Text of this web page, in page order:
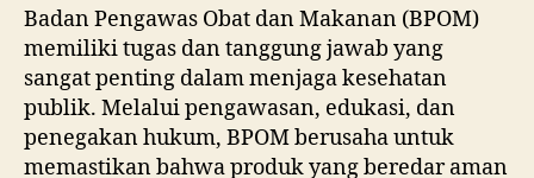
Badan Pengawas Obat dan Makanan (BPOM)
memiliki tugas dan tanggung jawab yang
sangat penting dalam menjaga kesehatan
publik. Melalui pengawasan, edukasi, dan
penegakan hukum, BPOM berusaha untuk
memastikan bahwa produk yang beredar aman